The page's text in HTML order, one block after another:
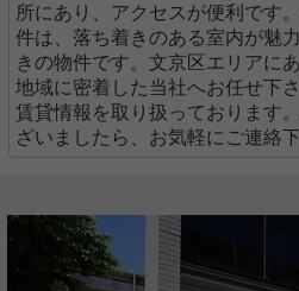
所にあり、アクセスが便利です
件は、落ち着きのある室内が魅
きの物件です。文京区エリアに
地域に密着した当社へお任せ下
賃貸情報を取り扱っております
ざいましたら、お気軽にご連絡下